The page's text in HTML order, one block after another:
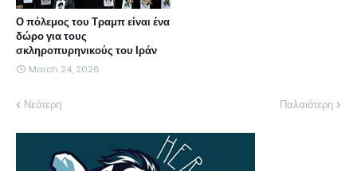
Ο πόλεμος του Τραμπ είναι ένα
δώρο για τους
σκληροπυρηνικούς του Ιράν
March 24, 2026
Νεότερη Παλαιότερη